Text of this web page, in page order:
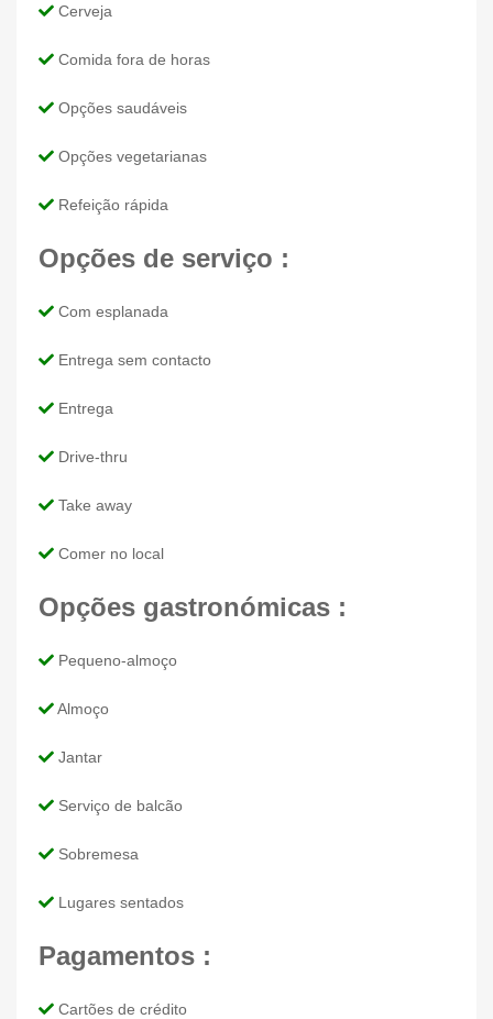
Cerveja
Comida fora de horas
Opções saudáveis
Opções vegetarianas
Refeição rápida
Opções de serviço :
Com esplanada
Entrega sem contacto
Entrega
Drive-thru
Take away
Comer no local
Opções gastronómicas :
Pequeno-almoço
Almoço
Jantar
Serviço de balcão
Sobremesa
Lugares sentados
Pagamentos :
Cartões de crédito